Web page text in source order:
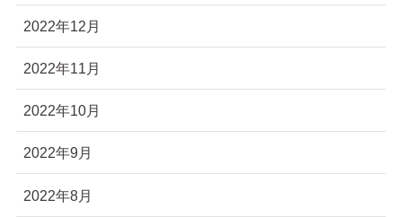
2022年12月
2022年11月
2022年10月
2022年9月
2022年8月